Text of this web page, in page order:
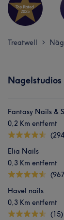
Treatwell >
Fantasy Nails &
0,2 Km entfernt
Elia Nails
0,3 Km entfernt
Havel nails
0,3 Km entfernt
(15)